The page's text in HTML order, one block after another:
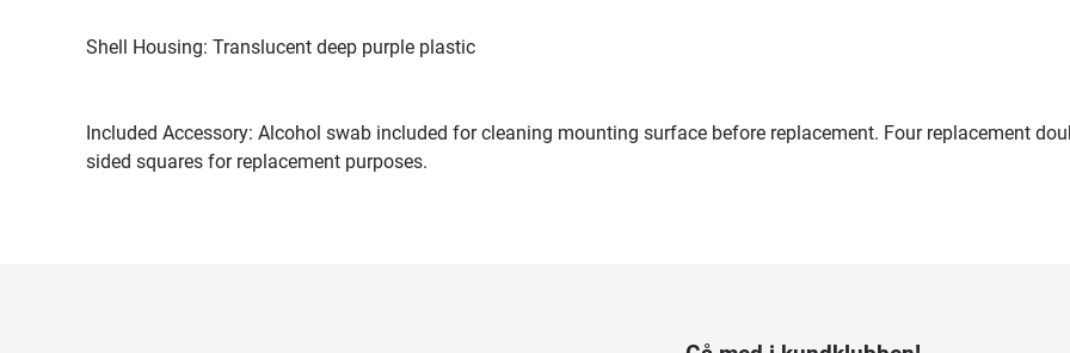
Shell Housing: Translucent deep purple plastic
Included Accessory: Alcohol swab included for cleaning mounting surface before replacement. Four replacement
sided squares for replacement purposes.